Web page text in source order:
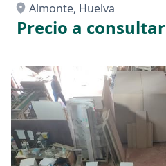
Almonte, Huelva
Precio a consultar